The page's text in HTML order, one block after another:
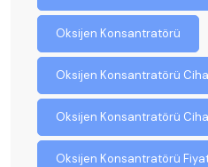
Oksijen Konsantratörü
Oksijen Konsantratörü
Oksijen Konsantratörü
Oksijen Konsantratörü